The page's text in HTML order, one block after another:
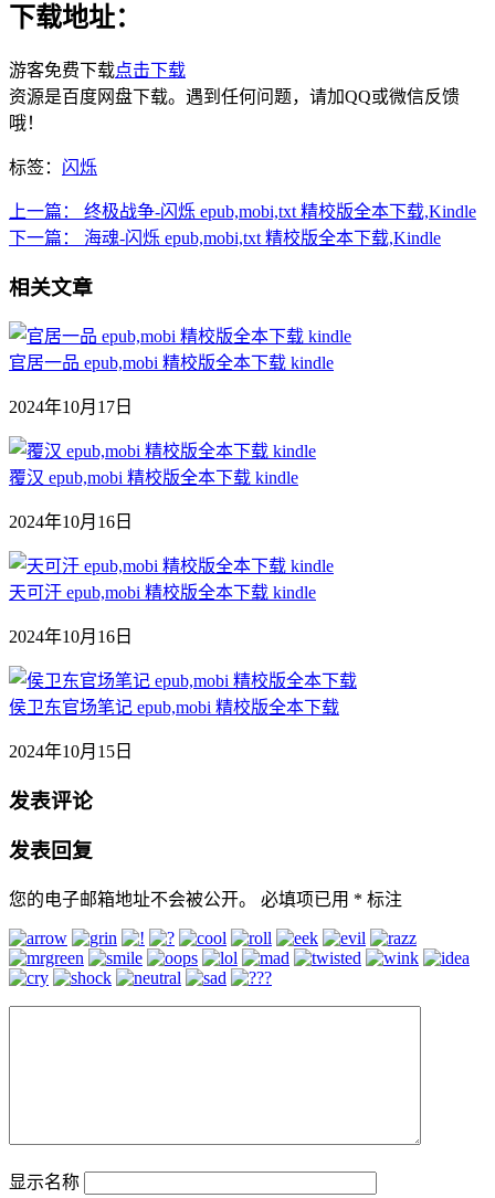
下载地址：
游客免费下载点击下载
资源是百度网盘下载。遇到任何问题，请加QQ或微信反馈
哦！
标签： 闪烁
上一篇：
终极战争-闪烁 epub,mobi,txt 精校版全本下载,Kindle
下一篇：
海魂-闪烁 epub,mobi,txt 精校版全本下载,Kindle
相关文章
官居一品 epub,mobi 精校版全本下载 kindle
2024年10月17日
覆汉 epub,mobi 精校版全本下载 kindle
2024年10月16日
天可汗 epub,mobi 精校版全本下载 kindle
2024年10月16日
侯卫东官场笔记 epub,mobi 精校版全本下载
2024年10月15日
发表评论
发表回复
您的电子邮箱地址不会被公开。 必填项已用 * 标注
显示名称